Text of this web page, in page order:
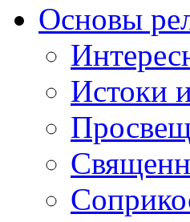
Основы
Истоки